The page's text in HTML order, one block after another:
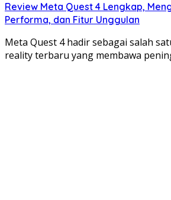
Review Meta Quest 4 Lengkap,
Performa, dan Fitur Unggulan
Meta Quest 4 hadir sebagai salah
reality terbaru yang membawa